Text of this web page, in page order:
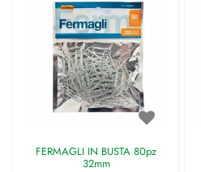
FERMAGLI IN BUSTA 80pz
32mm